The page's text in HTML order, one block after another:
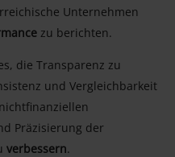
Unternehmen
zu berichten.
die Transparenz zu
und Vergleichbarkeit
Präzisierung der
verbessern.